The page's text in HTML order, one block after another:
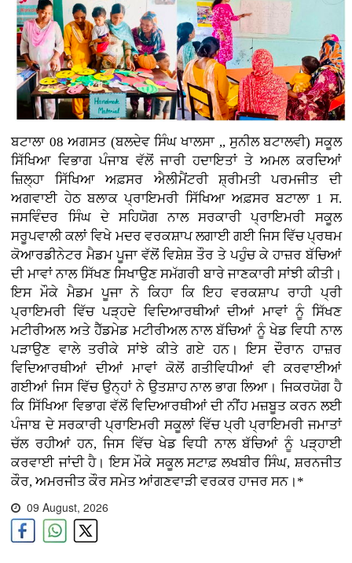
ਬਟਾਲਾ 08 ਅਗਸਤ (ਬਲਦੇਵ ਸਿੰਘ ਖਾਲਸਾ ,, ਸੁਨੀਲ ਬਟਾਲਵੀ) ਸਕੂਲ
ਸਿੱਖਿਆ ਵਿਭਾਗ ਪੰਜਾਬ ਵੱਲੋਂ ਜਾਰੀ ਹਦਾਇਤਾਂ ਤੇ ਅਮਲ ਕਰਦਿਆਂ
ਜ਼ਿਲ੍ਹਾ ਸਿੱਖਿਆ ਅਫ਼ਸਰ ਐਲੀਮੈਂਟਰੀ ਸ਼੍ਰੀਮਤੀ ਪਰਮਜੀਤ ਦੀ
ਅਗਵਾਈ ਹੇਠ ਬਲਾਕ ਪ੍ਰਾਇਮਰੀ ਸਿੱਖਿਆ ਅਫ਼ਸਰ ਬਟਾਲਾ 1 ਸ.
ਜਸਵਿੰਦਰ ਸਿੰਘ ਦੇ ਸਹਿਯੋਗ ਨਾਲ ਸਰਕਾਰੀ ਪ੍ਰਾਇਮਰੀ ਸਕੂਲ
ਸਰੂਪਵਾਲੀ ਕਲਾਂ ਵਿਖੇ ਮਦਰ ਵਰਕਸ਼ਾਪ ਲਗਾਈ ਗਈ ਜਿਸ ਵਿੱਚ ਪ੍ਰਥਮ
ਕੋਆਰਡੀਨੇਟਰ ਮੈਡਮ ਪੂਜਾ ਵੱਲੋਂ ਵਿਸ਼ੇਸ਼ ਤੌਰ ਤੇ ਪਹੁੰਚ ਕੇ ਹਾਜ਼ਰ ਬੱਚਿਆਂ
ਦੀ ਮਾਵਾਂ ਨਾਲ ਸਿੱਖਣ ਸਿਖਾਉਣ ਸਮੱਗਰੀ ਬਾਰੇ ਜਾਣਕਾਰੀ ਸਾਂਝੀ ਕੀਤੀ।
ਇਸ ਮੌਕੇ ਮੈਡਮ ਪੂਜਾ ਨੇ ਕਿਹਾ ਕਿ ਇਹ ਵਰਕਸ਼ਾਪ ਰਾਹੀ ਪ੍ਰੀ
ਪ੍ਰਾਇਮਰੀ ਵਿੱਚ ਪੜ੍ਹਦੇ ਵਿਦਿਆਰਥੀਆਂ ਦੀਆਂ ਮਾਵਾਂ ਨੂੰ ਸਿੱਖਣ
ਮਟੀਰੀਅਲ ਅਤੇ ਹੈੱਡਮੇਡ ਮਟੀਰੀਅਲ ਨਾਲ ਬੱਚਿਆਂ ਨੂੰ ਖੇਡ ਵਿਧੀ ਨਾਲ
ਪੜਾਉਣ ਵਾਲੇ ਤਰੀਕੇ ਸਾਂਝੇ ਕੀਤੇ ਗਏ ਹਨ। ਇਸ ਦੌਰਾਨ ਹਾਜ਼ਰ
ਵਿਦਿਆਰਥੀਆਂ ਦੀਆਂ ਮਾਵਾਂ ਕੋਲੋਂ ਗਤੀਵਿਧੀਆਂ ਵੀ ਕਰਵਾਈਆਂ
ਗਈਆਂ ਜਿਸ ਵਿੱਚ ਉਨ੍ਹਾਂ ਨੇ ਉਤਸ਼ਾਹ ਨਾਲ ਭਾਗ ਲਿਆ। ਜਿਕਰਯੋਗ ਹੈ
ਕਿ ਸਿੱਖਿਆ ਵਿਭਾਗ ਵੱਲੋਂ ਵਿਦਿਆਰਥੀਆਂ ਦੀ ਨੀਂਹ ਮਜ਼ਬੂਤ ਕਰਨ ਲਈ
ਪੰਜਾਬ ਦੇ ਸਰਕਾਰੀ ਪ੍ਰਾਇਮਰੀ ਸਕੂਲਾਂ ਵਿੱਚ ਪ੍ਰੀ ਪ੍ਰਾਇਮਰੀ ਜਮਾਤਾਂ
ਚੱਲ ਰਹੀਆਂ ਹਨ, ਜਿਸ ਵਿੱਚ ਖੇਡ ਵਿਧੀ ਨਾਲ ਬੱਚਿਆਂ ਨੂੰ ਪੜ੍ਹਾਈ
ਕਰਵਾਈ ਜਾਂਦੀ ਹੈ। ਇਸ ਮੌਕੇ ਸਕੂਲ ਸਟਾਫ਼ ਲਖਬੀਰ ਸਿੰਘ, ਸ਼ਰਨਜੀਤ
ਕੌਰ, ਅਮਰਜੀਤ ਕੌਰ ਸਮੇਤ ਆਂਗਣਵਾੜੀ ਵਰਕਰ ਹਾਜਰ ਸਨ।*
09 August, 2026